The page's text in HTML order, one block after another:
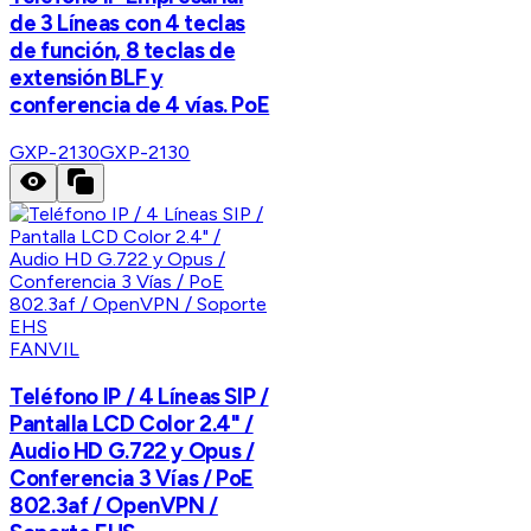
de 3 Líneas con 4 teclas
de función, 8 teclas de
extensión BLF y
conferencia de 4 vías. PoE
GXP-2130GXP-2130
FANVIL
Teléfono IP / 4 Líneas SIP /
Pantalla LCD Color 2.4" /
Audio HD G.722 y Opus /
Conferencia 3 Vías / PoE
802.3af / OpenVPN /